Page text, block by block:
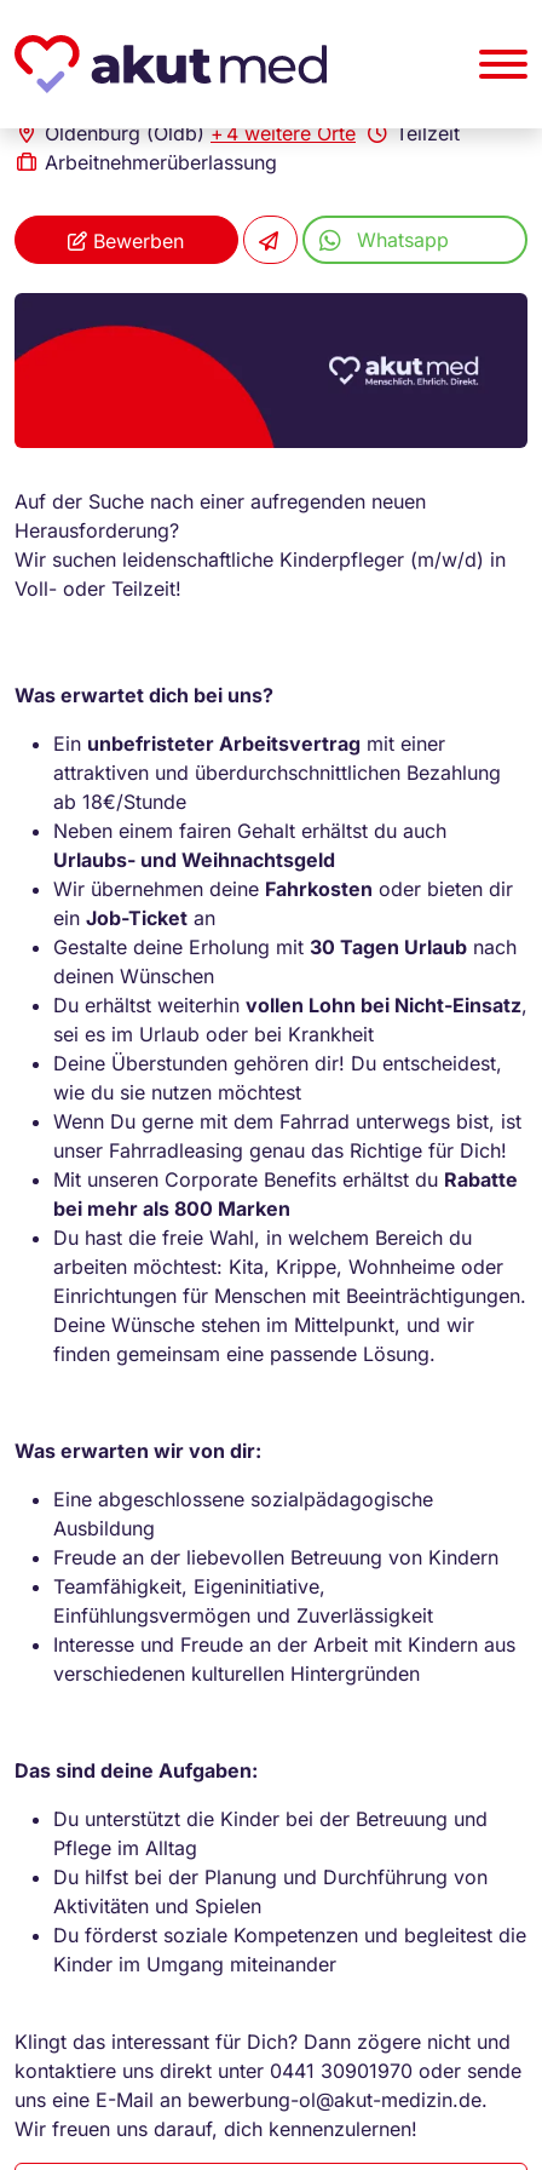
akut... Medizinische Personallogistik GmbH
Kinderpfleger (m/w/d)
Oldenburg (Oldb)+4 weitere Orte
Teilzeit
Arbeitnehmerüberlassung
Bewerben Whatsapp
Auf der Suche nach einer aufregenden neuen
Herausforderung?
Wir suchen leidenschaftliche Kinderpfleger (m/w/d) in
Voll- oder Teilzeit!
Was erwartet dich bei uns?
Ein unbefristeter Arbeitsvertrag mit einer
attraktiven und überdurchschnittlichen Bezahlung
ab 18€/Stunde
Neben einem fairen Gehalt erhältst du auch
Urlaubs- und Weihnachtsgeld
Wir übernehmen deine Fahrkosten oder bieten dir
ein Job-Ticket an
Gestalte deine Erholung mit 30 Tagen Urlaub nach
deinen Wünschen
Du erhältst weiterhin vollen Lohn bei Nicht-Einsatz,
sei es im Urlaub oder bei Krankheit
Deine Überstunden gehören dir! Du entscheidest,
wie du sie nutzen möchtest
Wenn Du gerne mit dem Fahrrad unterwegs bist, ist
unser Fahrradleasing genau das Richtige für Dich!
Mit unseren Corporate Benefits erhältst du Rabatte
bei mehr als 800 Marken
Du hast die freie Wahl, in welchem Bereich du
arbeiten möchtest: Kita, Krippe, Wohnheime oder
Einrichtungen für Menschen mit Beeinträchtigungen.
Deine Wünsche stehen im Mittelpunkt, und wir
finden gemeinsam eine passende Lösung.
Was erwarten wir von dir:
Eine abgeschlossene sozialpädagogische
Ausbildung
Freude an der liebevollen Betreuung von Kindern
Teamfähigkeit, Eigeninitiative,
Einfühlungsvermögen und Zuverlässigkeit
Interesse und Freude an der Arbeit mit Kindern aus
verschiedenen kulturellen Hintergründen
Das sind deine Aufgaben:
Du unterstützt die Kinder bei der Betreuung und
Pflege im Alltag
Du hilfst bei der Planung und Durchführung von
Aktivitäten und Spielen
Du förderst soziale Kompetenzen und begleitest die
Kinder im Umgang miteinander
Klingt das interessant für Dich? Dann zögere nicht und
kontaktiere uns direkt unter 0441 30901970 oder sende
uns eine E-Mail an bewerbung-ol@akut-medizin.de.
Wir freuen uns darauf, dich kennenzulernen!